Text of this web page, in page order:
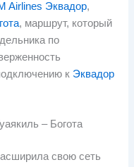
Airlines Эквадор,
, маршрут, который
по
к Эквадор
– Богота
свою сеть